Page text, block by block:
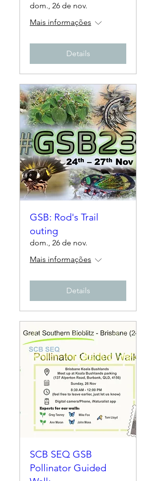
dom., 26 de nov.
Mais informações
Details
GSB: Rod's Trail
outing
dom., 26 de nov.
Mais informações
Details
SCB SEQ GSB
Pollinator Guided